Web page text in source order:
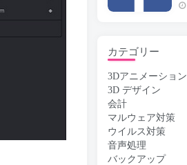
カテゴリー
3Dアニメーション
3D デザイン
会計
マルウェア対策
ウイルス対策
音声処理
バックアップ